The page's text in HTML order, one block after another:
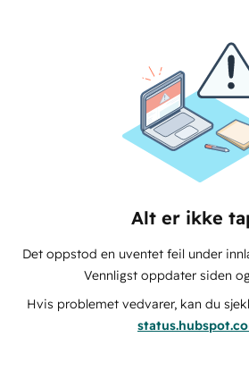
Alt er ikke
Det oppstod en uventet feil under
Vennligst oppdater siden
Hvis problemet vedvarer, kan du